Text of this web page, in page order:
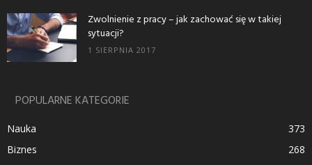
Zwolnienie z pracy – jak zachować się w takiej
sytuacji?
1 SIERPNIA 2017
POPULARNE KATEGORIE
Nauka
373
Biznes
268